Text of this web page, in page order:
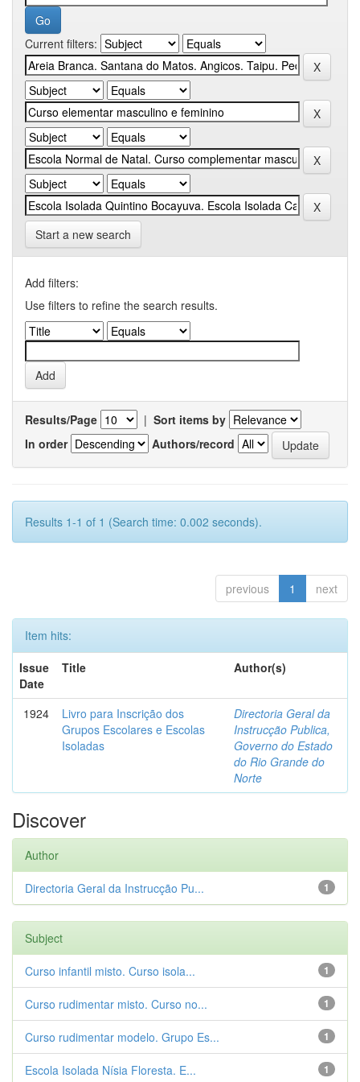
Current filters:
Start a new search
Add filters:
Use filters to refine the search results.
Results/Page | Sort items by
In order
Authors/record
Results 1-1 of 1 (Search time: 0.002 seconds).
previous 1 next
Item hits:
Issue
Date
Title Author(s)
1924
Livro para Inscrição dos
Grupos Escolares e Escolas
Isoladas
Directoria Geral da
Instrucção Publica,
Governo do Estado
do Rio Grande do
Norte
Discover
Author
1
Directoria Geral da Instrucção Pu...
Subject
1
Curso infantil misto. Curso isola...
1
Curso rudimentar misto. Curso no...
1
Curso rudimentar modelo. Grupo Es...
1
Escola Isolada Nísia Floresta. E...